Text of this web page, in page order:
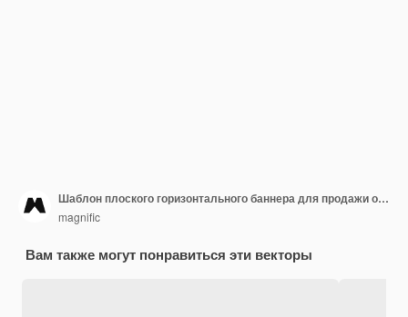
Шаблон плоского горизонтального баннера для продажи обратно в школу
magnific
Вам также могут понравиться эти векторы